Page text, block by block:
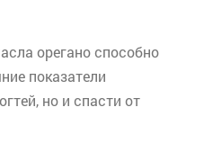
ореганоспособно
показатели
но и спасти от